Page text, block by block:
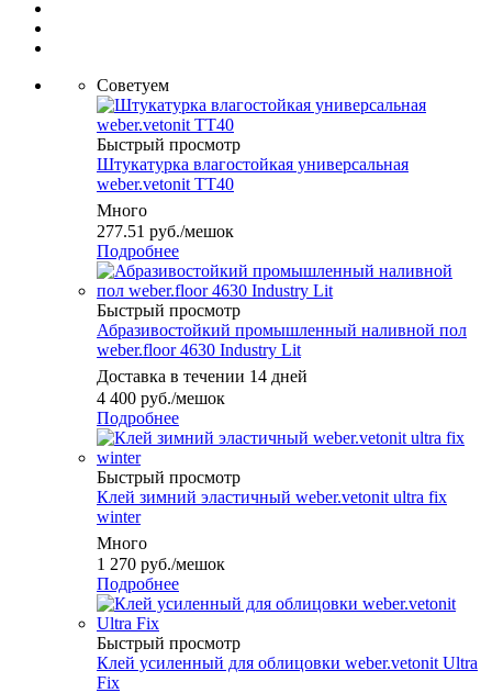
Советуем
Быстрый просмотр
Штукатурка влагостойкая универсальная
weber.vetonit TT40
Много
277.51 руб./мешок
Подробнее
Быстрый просмотр
Абразивостойкий промышленный наливной пол
weber.floor 4630 Industry Lit
Доставка в течении 14 дней
4 400 руб./мешок
Подробнее
Быстрый просмотр
Клей зимний эластичный weber.vetonit ultra fix
winter
Много
1 270 руб./мешок
Подробнее
Быстрый просмотр
Клей усиленный для облицовки weber.vetonit Ultra
Fix